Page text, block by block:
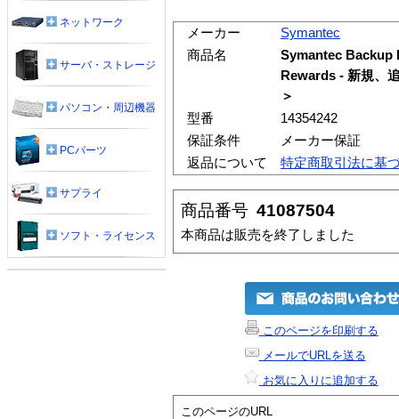
メーカー
Symantec
商品名
Symantec Backup
Rewards - 新規、
＞
型番
14354242
保証条件
メーカー保証
返品について
特定商取引法に基
商品番号 41087504
本商品は販売を終了しました
このページを印刷する
メールでURLを送る
お気に入りに追加する
このページのURL
ネットワーク
サーバ・ストレージ
パソコン・周辺機器
PCパーツ
サプライ
ソフト・ライセンス